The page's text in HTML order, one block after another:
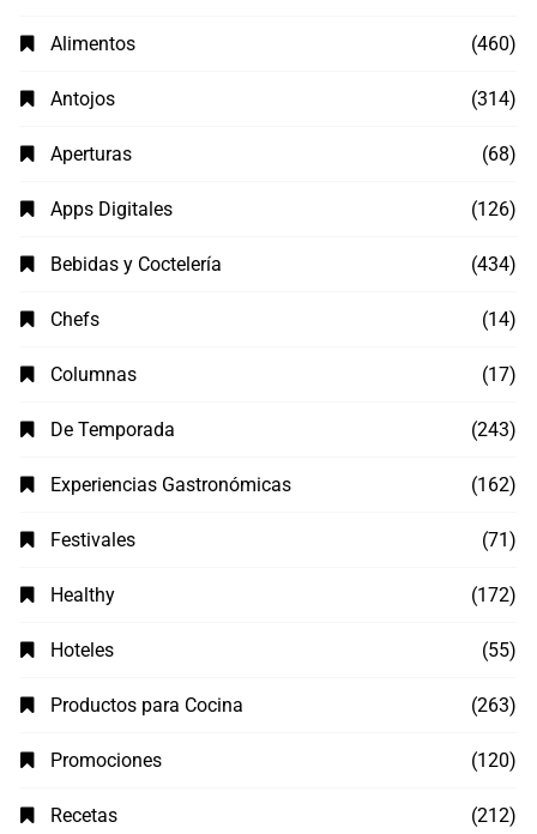
Alimentos (460)
Antojos (314)
Aperturas (68)
Apps Digitales (126)
Bebidas y Coctelería (434)
Chefs (14)
Columnas (17)
De Temporada (243)
Experiencias Gastronómicas (162)
Festivales (71)
Healthy (172)
Hoteles (55)
Productos para Cocina (263)
Promociones (120)
Recetas (212)